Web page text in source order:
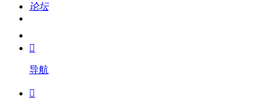
论坛
我的

导航
